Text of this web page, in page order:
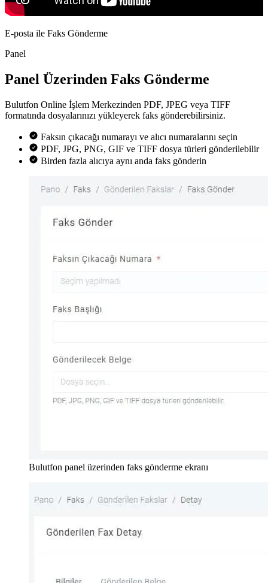
E-posta ile Faks Gönderme
Panel
Panel Üzerinden Faks Gönderme
Bulutfon Online İşlem Merkezinden PDF, JPEG veya TIFF
formatında dosyalarınızı yükleyerek faks gönderebilirsiniz.
Faksın çıkacağı numarayı ve alıcı numaralarını seçin
PDF, JPG, PNG, GIF ve TIFF dosya türleri gönderilebilir
Birden fazla alıcıya aynı anda faks gönderin
Bulutfon panel üzerinden faks gönderme ekranı